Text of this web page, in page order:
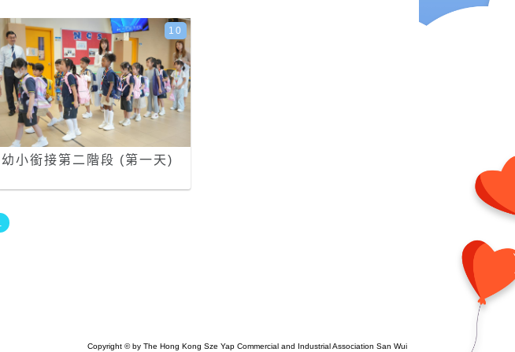
幼小銜接第二階段 (第一天)
10
Copyright © by The Hong Kong Sze Yap Commercial and Industrial Association San Wui